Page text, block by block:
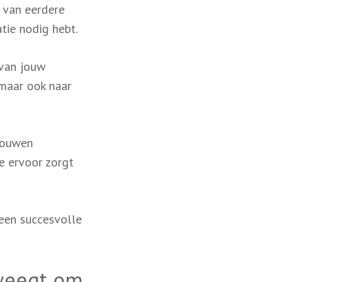
eerdere
nodig hebt.
jouw
ook naar
ervoor zorgt
succesvolle